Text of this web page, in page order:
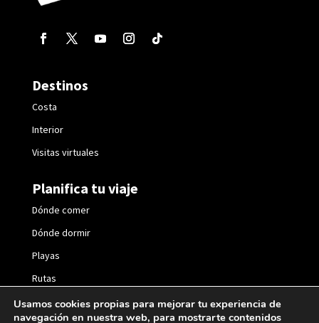
Destinos
Costa
Interior
Visitas virtuales
Planifica tu viaje
Dónde comer
Dónde dormir
Playas
Rutas
Fiestas
Usamos cookies propias para mejorar tu experiencia de
navegación en nuestra web, para mostrarte contenidos